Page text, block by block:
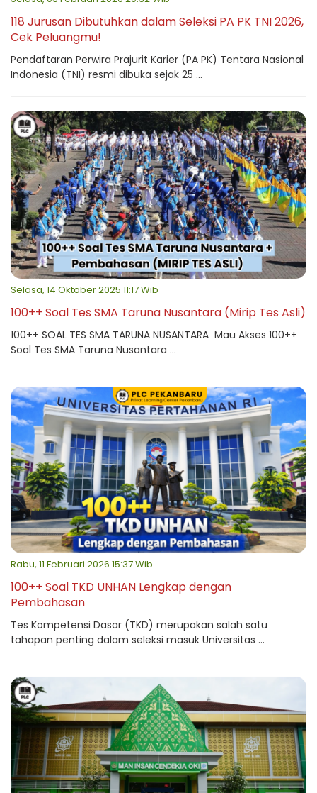
118 Jurusan Dibutuhkan dalam Seleksi PA PK TNI 2026,
Cek Peluangmu!
Pendaftaran Perwira Prajurit Karier (PA PK) Tentara Nasional
Indonesia (TNI) resmi dibuka sejak 25 ...
Selasa, 14 Oktober 2025 11:17 Wib
100++ Soal Tes SMA Taruna Nusantara (Mirip Tes Asli)
100++ SOAL TES SMA TARUNA NUSANTARA Mau Akses 100++
Soal Tes SMA Taruna Nusantara ...
Rabu, 11 Februari 2026 15:37 Wib
100++ Soal TKD UNHAN Lengkap dengan
Pembahasan
Tes Kompetensi Dasar (TKD) merupakan salah satu
tahapan penting dalam seleksi masuk Universitas ...